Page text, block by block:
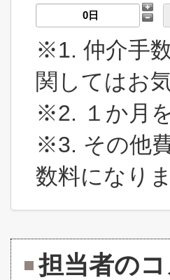
※1. 仲介手
関してはお
※2. １か月
※3. その他
数料になりま
担当者のコ